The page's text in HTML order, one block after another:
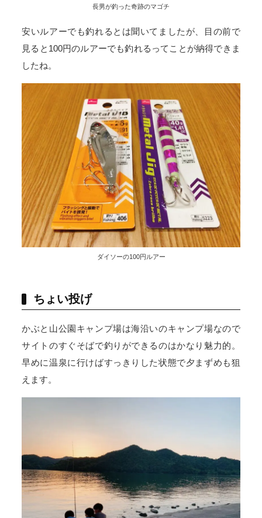
長男が釣った奇跡のマゴチ
安いルアーでも釣れるとは聞いてましたが、目の前で
見ると100円のルアーでも釣れるってことが納得できま
したね。
ダイソーの100円ルアー
ちょい投げ
かぶと山公園キャンプ場は海沿いのキャンプ場なので
サイトのすぐそばで釣りができるのはかなり魅力的。
早めに温泉に行けばすっきりした状態で夕まずめも狙
えます。